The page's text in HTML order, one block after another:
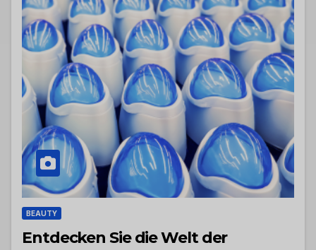
BEAUTY
Entdecken Sie die Welt der